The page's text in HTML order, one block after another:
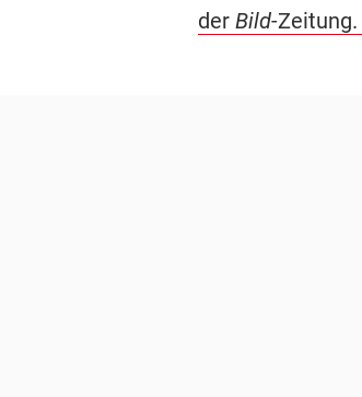
der Bild-Zeitung.